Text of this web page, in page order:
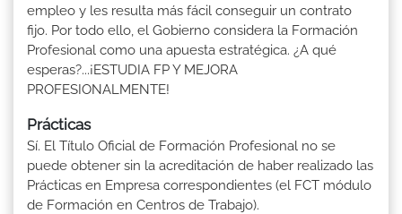
empleo y les resulta más fácil conseguir un contrato
fijo. Por todo ello, el Gobierno considera la Formación
Profesional como una apuesta estratégica. ¿A qué
esperas?...¡ESTUDIA FP Y MEJORA
PROFESIONALMENTE!
Prácticas
Sí. El Título Oficial de Formación Profesional no se
puede obtener sin la acreditación de haber realizado las
Prácticas en Empresa correspondientes (el FCT módulo
de Formación en Centros de Trabajo).